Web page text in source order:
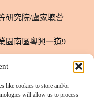
like cookies to store and/or
will allow us to process
研究院/盧家聰薈
園南區粵興一道9